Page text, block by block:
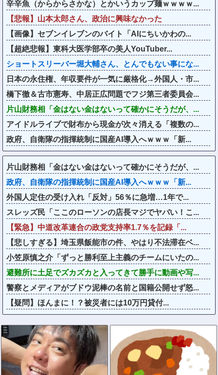
辛辛魚（からからさかな）とかいうカップ麺ｗｗｗｗ...
【悲報】山本太郎さん、政治に興味なかった
【画像】セブンイレブンのバイト「AIにちいかわの...
【超絶悲報】東科大医学部卒の美人YouTuber...
ショートスリーバー堀大輔さん、とんでもない事にな...
日本の永住権、年収要件が一気に厳格化→外国人・市...
橋下徹＆古市憲寿、中居正広問題でフジ第三者委員会...
片山財務相「金はない金はないって確かにそうだが、...
アイドルライブで財布から現金が次々消える「複数の...
政府、自衛隊の指揮統制に国産AI導入へｗｗｗ「新...
片山財務相「金はない金はないって確かにそうだが、...
政府、自衛隊の指揮統制に国産AI導入へｗｗｗ「新...
外国人定住の受け入れ「反対」56％に急増…1年で...
スレッズ民「ここのローソンの店長マジでヤバい！こ...
【緊急】中道改革連合の政党支持率1.7％を記録「...
【悲しすぎる】埼玉県飯能市の件、やはり不法滞在ベ...
小笠原慎之介「ずっと勝利至上主義のチームにいたの...
避難所に土足でズカズカと入ってきて勝手に動画や写...
警察とメディアがブドウ泥棒の名前と国籍公開せず怒...
【疑問】ほんまに！？被災者には10万円貸付...